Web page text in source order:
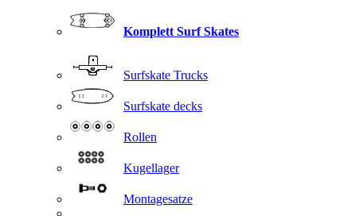
Komplett Surf Skates
Surfskate Trucks
Surfskate decks
Rollen
Kugellager
Montagesatze